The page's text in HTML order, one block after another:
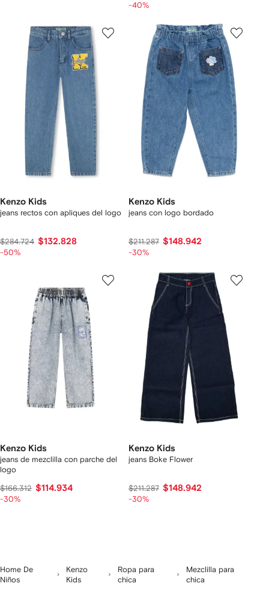
-40%
Kenzo Kids
jeans rectos con apliques del logo
$284.724 $132.828
-50%
Kenzo Kids
jeans con logo bordado
$211.287 $148.942
-30%
Kenzo Kids
jeans de mezclilla con parche del
logo
$166.312 $114.934
-30%
Kenzo Kids
jeans Boke Flower
$211.287 $148.942
-30%
Home De
Niños
Kenzo
Kids
Ropa para
chica
Mezclilla para
chica